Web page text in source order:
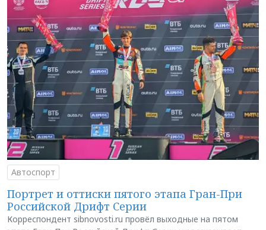
Автоспорт
Портрет и оттиски пятого этапа Гран-При
Российской Дрифт Серии
Корреспондент sibnovosti.ru провёл выходные на пятом